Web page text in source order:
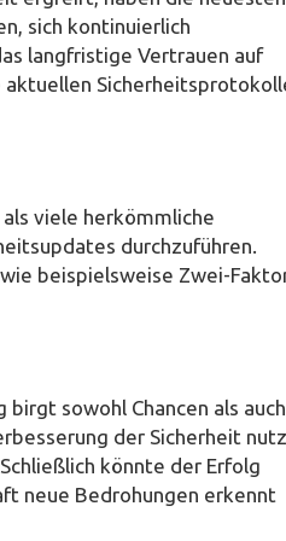
sich kontinuierlich
langfristige Vertrauen auf
aktuellen
viele herkömmliche
durchzuführen.
beispielsweise Zwei-
sowohl Chancen als auch
der Sicherheit
könnte der Erfolg
neue Bedrohungen erkennt